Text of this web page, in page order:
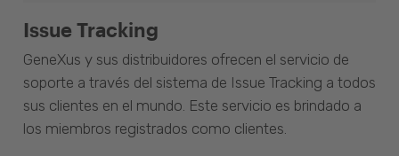
Issue Tracking
GeneXus y sus distribuidores ofrecen el servicio de
soporte a través del sistema de Issue Tracking a todos
sus clientes en el mundo. Este servicio es brindado a
los miembros registrados como clientes.